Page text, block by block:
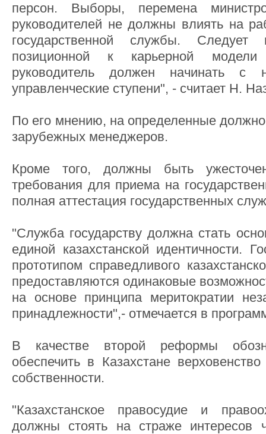
персон. Выборы, перемена
руководителей не должны влиять на
государственной службы.
позиционной к карьерной
руководитель должен начинать
управленческие ступени", - считает Н.
По его мнению, на определенные
зарубежных менеджеров.
Кроме того, должны быть
требования для приема на
полная аттестация государственных
"Служба государству должна стать
единой казахстанской идентичности.
прототипом справедливого
предоставляются одинаковые
на основе принципа меритократии
принадлежности",- отмечается в
В качестве второй реформы
обеспечить в Казахстане
собственности.
"Казахстанское правосудие и
должны стоять на страже интересов